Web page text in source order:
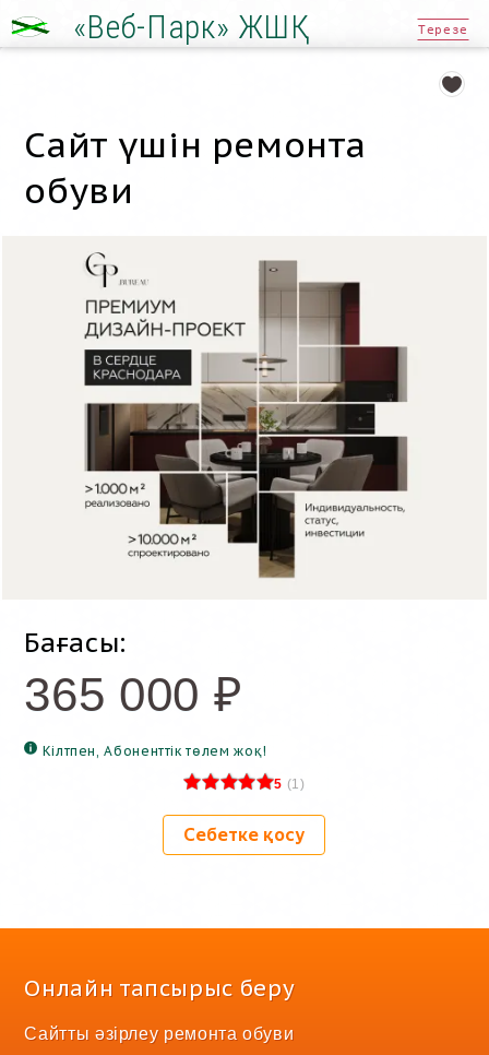
«Веб-Парк» ЖШҚ Терезе
Онлайн тапсырыс беру
Сайтты әзірлеу ремонта обуви
Сайт үшін ремонта
обуви
Бағасы:
365 000 ₽
Кілтпен, Абоненттік төлем жоқ!
5 (1)
Себетке қосу